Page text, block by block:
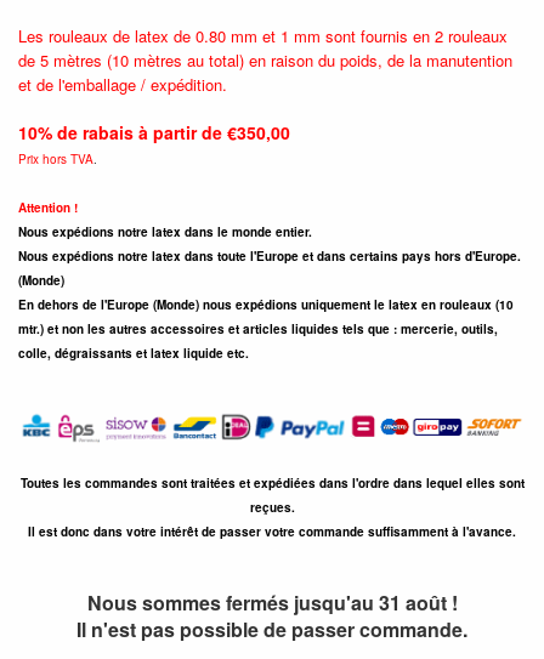
Les rouleaux de latex de 0.80 mm et 1 mm sont fournis en 2 rouleaux
de 5 mètres (10 mètres au total) en raison du poids, de la manutention
et de l'emballage / expédition.
10% de rabais à partir de €350,00
Prix hors TVA
Attention !
Nous expédions notre latex dans le monde entier.
Nous expédions notre latex dans toute l'Europe et dans certains pays hors d'Europe.
(Monde)
En dehors de l'Europe (Monde) nous expédions uniquement le latex en rouleaux (10
mtr.) et non les autres accessoires et articles liquides tels que : mercerie, outils,
colle, dégraissants et latex liquide etc.
Toutes les commandes sont traitées et expédiées dans l'ordre dans lequel elles sont
reçues.
Il est donc dans votre intérêt de passer votre commande suffisamment à l'avance.
Nous sommes fermés jusqu'au 31 août !
Il n'est pas possible de passer commande.